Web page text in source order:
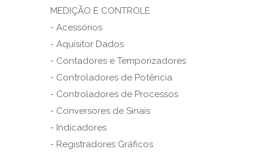
MEDIÇÃO E CONTROLE
- Acessórios
- Aquisitor Dados
- Contadores e Temporizadores
- Controladores de Potência
- Controladores de Processos
- Conversores de Sinais
- Indicadores
- Registradores Gráficos